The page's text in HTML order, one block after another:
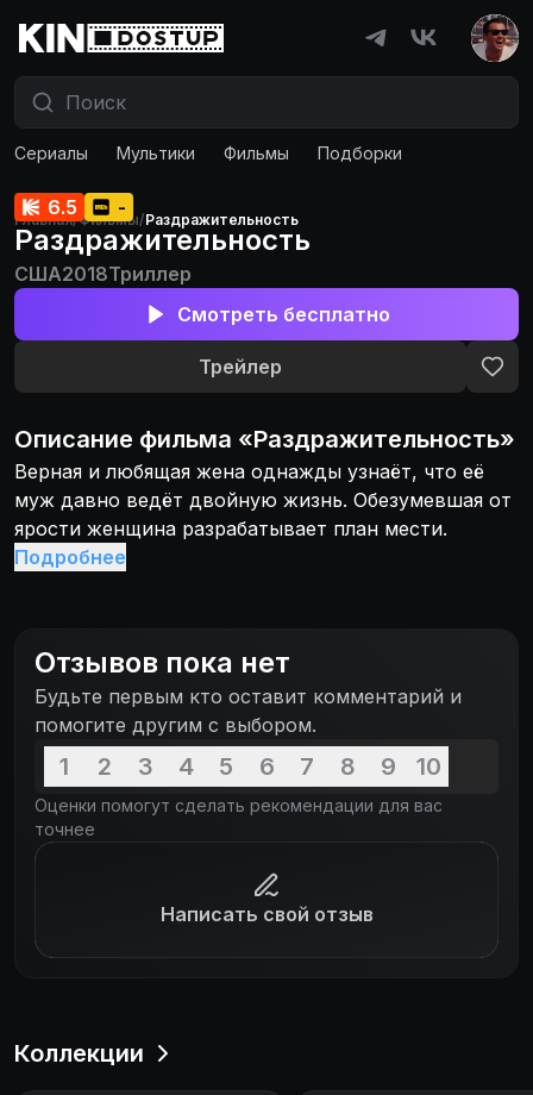
Сериалы Мультики Фильмы Подборки
Главная/Фильмы/Раздражительность
6.5 -
Раздражительность
США2018Триллер
Смотреть бесплатно
Трейлер
Описание фильма «Раздражительность»
Верная и любящая жена однажды узнаёт, что её
муж давно ведёт двойную жизнь. Обезумевшая от
ярости женщина разрабатывает план мести.
Подробнее
Отзывов пока нет
Будьте первым кто оставит комментарий и
помогите другим с выбором.
1 2 3 4 5 6 7 8 9 10
Оценки помогут сделать рекомендации для вас
точнее
Написать свой отзыв
Коллекции